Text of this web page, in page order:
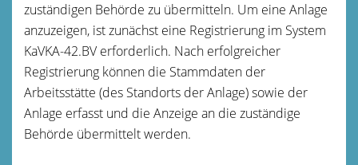
zuständigen Behörde zu übermitteln. Um eine Anlage
anzuzeigen, ist zunächst eine Registrierung im System
KaVKA-42.BV erforderlich. Nach erfolgreicher
Registrierung können die Stammdaten der
Arbeitsstätte (des Standorts der Anlage) sowie der
Anlage erfasst und die Anzeige an die zuständige
Behörde übermittelt werden.